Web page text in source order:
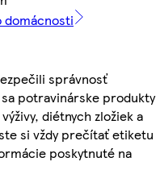
domácnosti
správnosť
potravinárske produkty
diétnych zložiek a
si vždy prečítať etiketu
poskytnuté na